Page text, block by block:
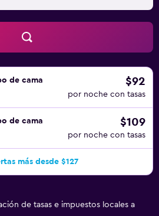
de higiene personal gratuitos.
en la habitación y tabla de
ofrece servicio de limpieza
de ocio y esparcimiento en
de hidromasaje. Se pueden
de ocio y esparcimiento que se
instalaciones o cerca del
se aplique un recargo).
de cama
$92
por noche con tasas
de cama
$109
por noche con tasas
más desde $127
de tasas e impuestos locales a